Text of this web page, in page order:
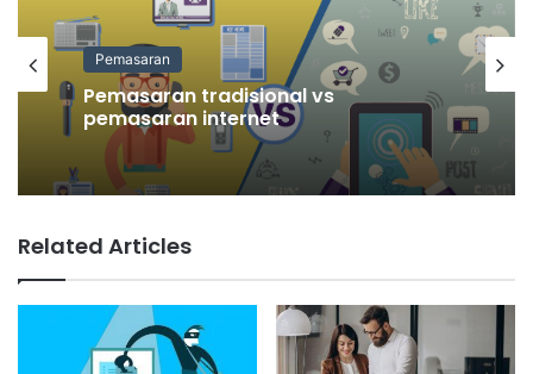
Pemasaran
Pemasaran tradisional vs
pemasaran internet
Pemasaran
Apa itu manajemen pemasaran?
Definisi dan tugasnya
Related Articles